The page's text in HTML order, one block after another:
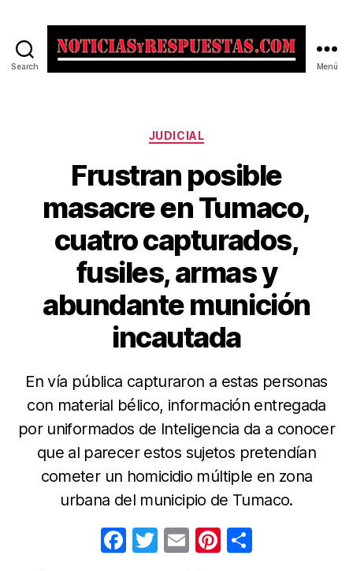
Search Menú
Categorías
JUDICIAL
Frustran posible
masacre en Tumaco,
cuatro capturados,
fusiles, armas y
abundante munición
incautada
En vía pública capturaron a estas personas
con material bélico, información entregada
por uniformados de Inteligencia da a conocer
que al parecer estos sujetos pretendían
cometer un homicidio múltiple en zona
urbana del municipio de Tumaco.
F T E Pi